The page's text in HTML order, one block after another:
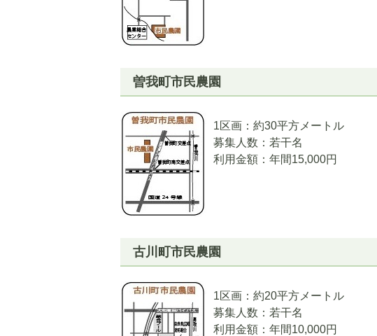
曽我町市民農園
1区画：約30平方メートル
募集人数：若干名
利用金額：年間15,000円
古川町市民農園
1区画：約20平方メートル
募集人数：若干名
利用金額：年間10,000円